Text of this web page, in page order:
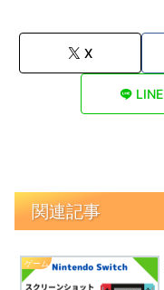
X
LINE
関連記事
ゲーム